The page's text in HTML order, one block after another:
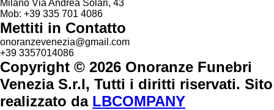
Milano Via Andrea Solari, 43
Mob: +39 335 701 4086
Mettiti in Contatto
onoranzevenezia@gmail.com
+39 3357014086
Copyright © 2026 Onoranze Funebri
Venezia S.r.l, Tutti i diritti riservati. Sito
realizzato da LBCOMPANY